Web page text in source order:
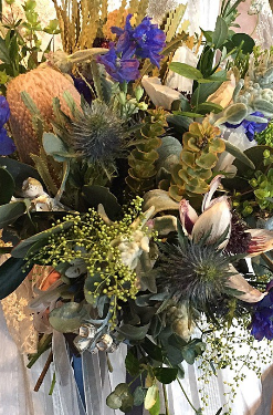
ウエディングドレス
（メーカー直
送）
カラードレス
カラードレス （メーカー直送）
和装
メンズ
メンズ （メーカー直送）
小物
すべてのアイテム
ドレスショップ一覧